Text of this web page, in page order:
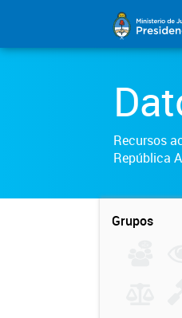
Recursos
República
Grupos